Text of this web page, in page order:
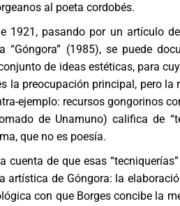
al poeta cordobés.
1921, pasando por un artículo
“Góngora” (1985), se puede
de ideas estéticas, para
la preocupación principal, pero
ejemplo: recursos gongorinos
de Unamuno) califica de
que no es poesía.
cuenta de que esas
artística de Góngora: la
con que Borges concibe la